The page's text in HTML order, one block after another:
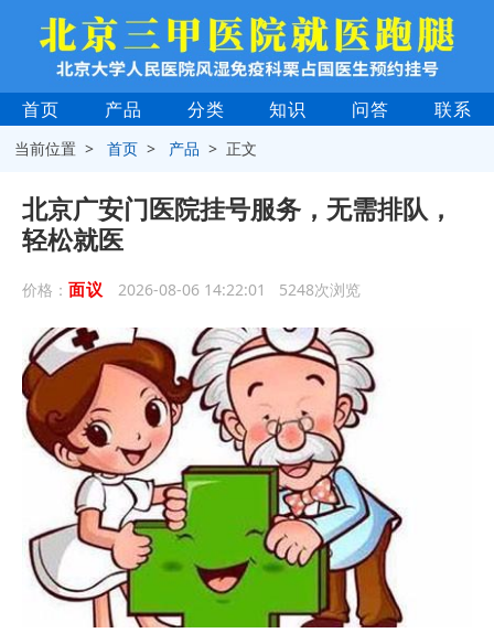
首页 产品 分类 知识 问答 联系
当前位置 >首页 > 产品 > 正文
北京广安门医院挂号服务，无需排队，
轻松就医
价格： 面议 2026-08-06 14:22:01 5248次浏览